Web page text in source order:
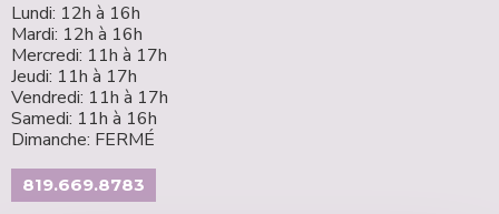
Lundi: 12h à 16h
Mardi: 12h à 16h
Mercredi: 11h à 17h
Jeudi: 11h à 17h
Vendredi: 11h à 17h
Samedi: 11h à 16h
Dimanche: FERMÉ
819.669.8783